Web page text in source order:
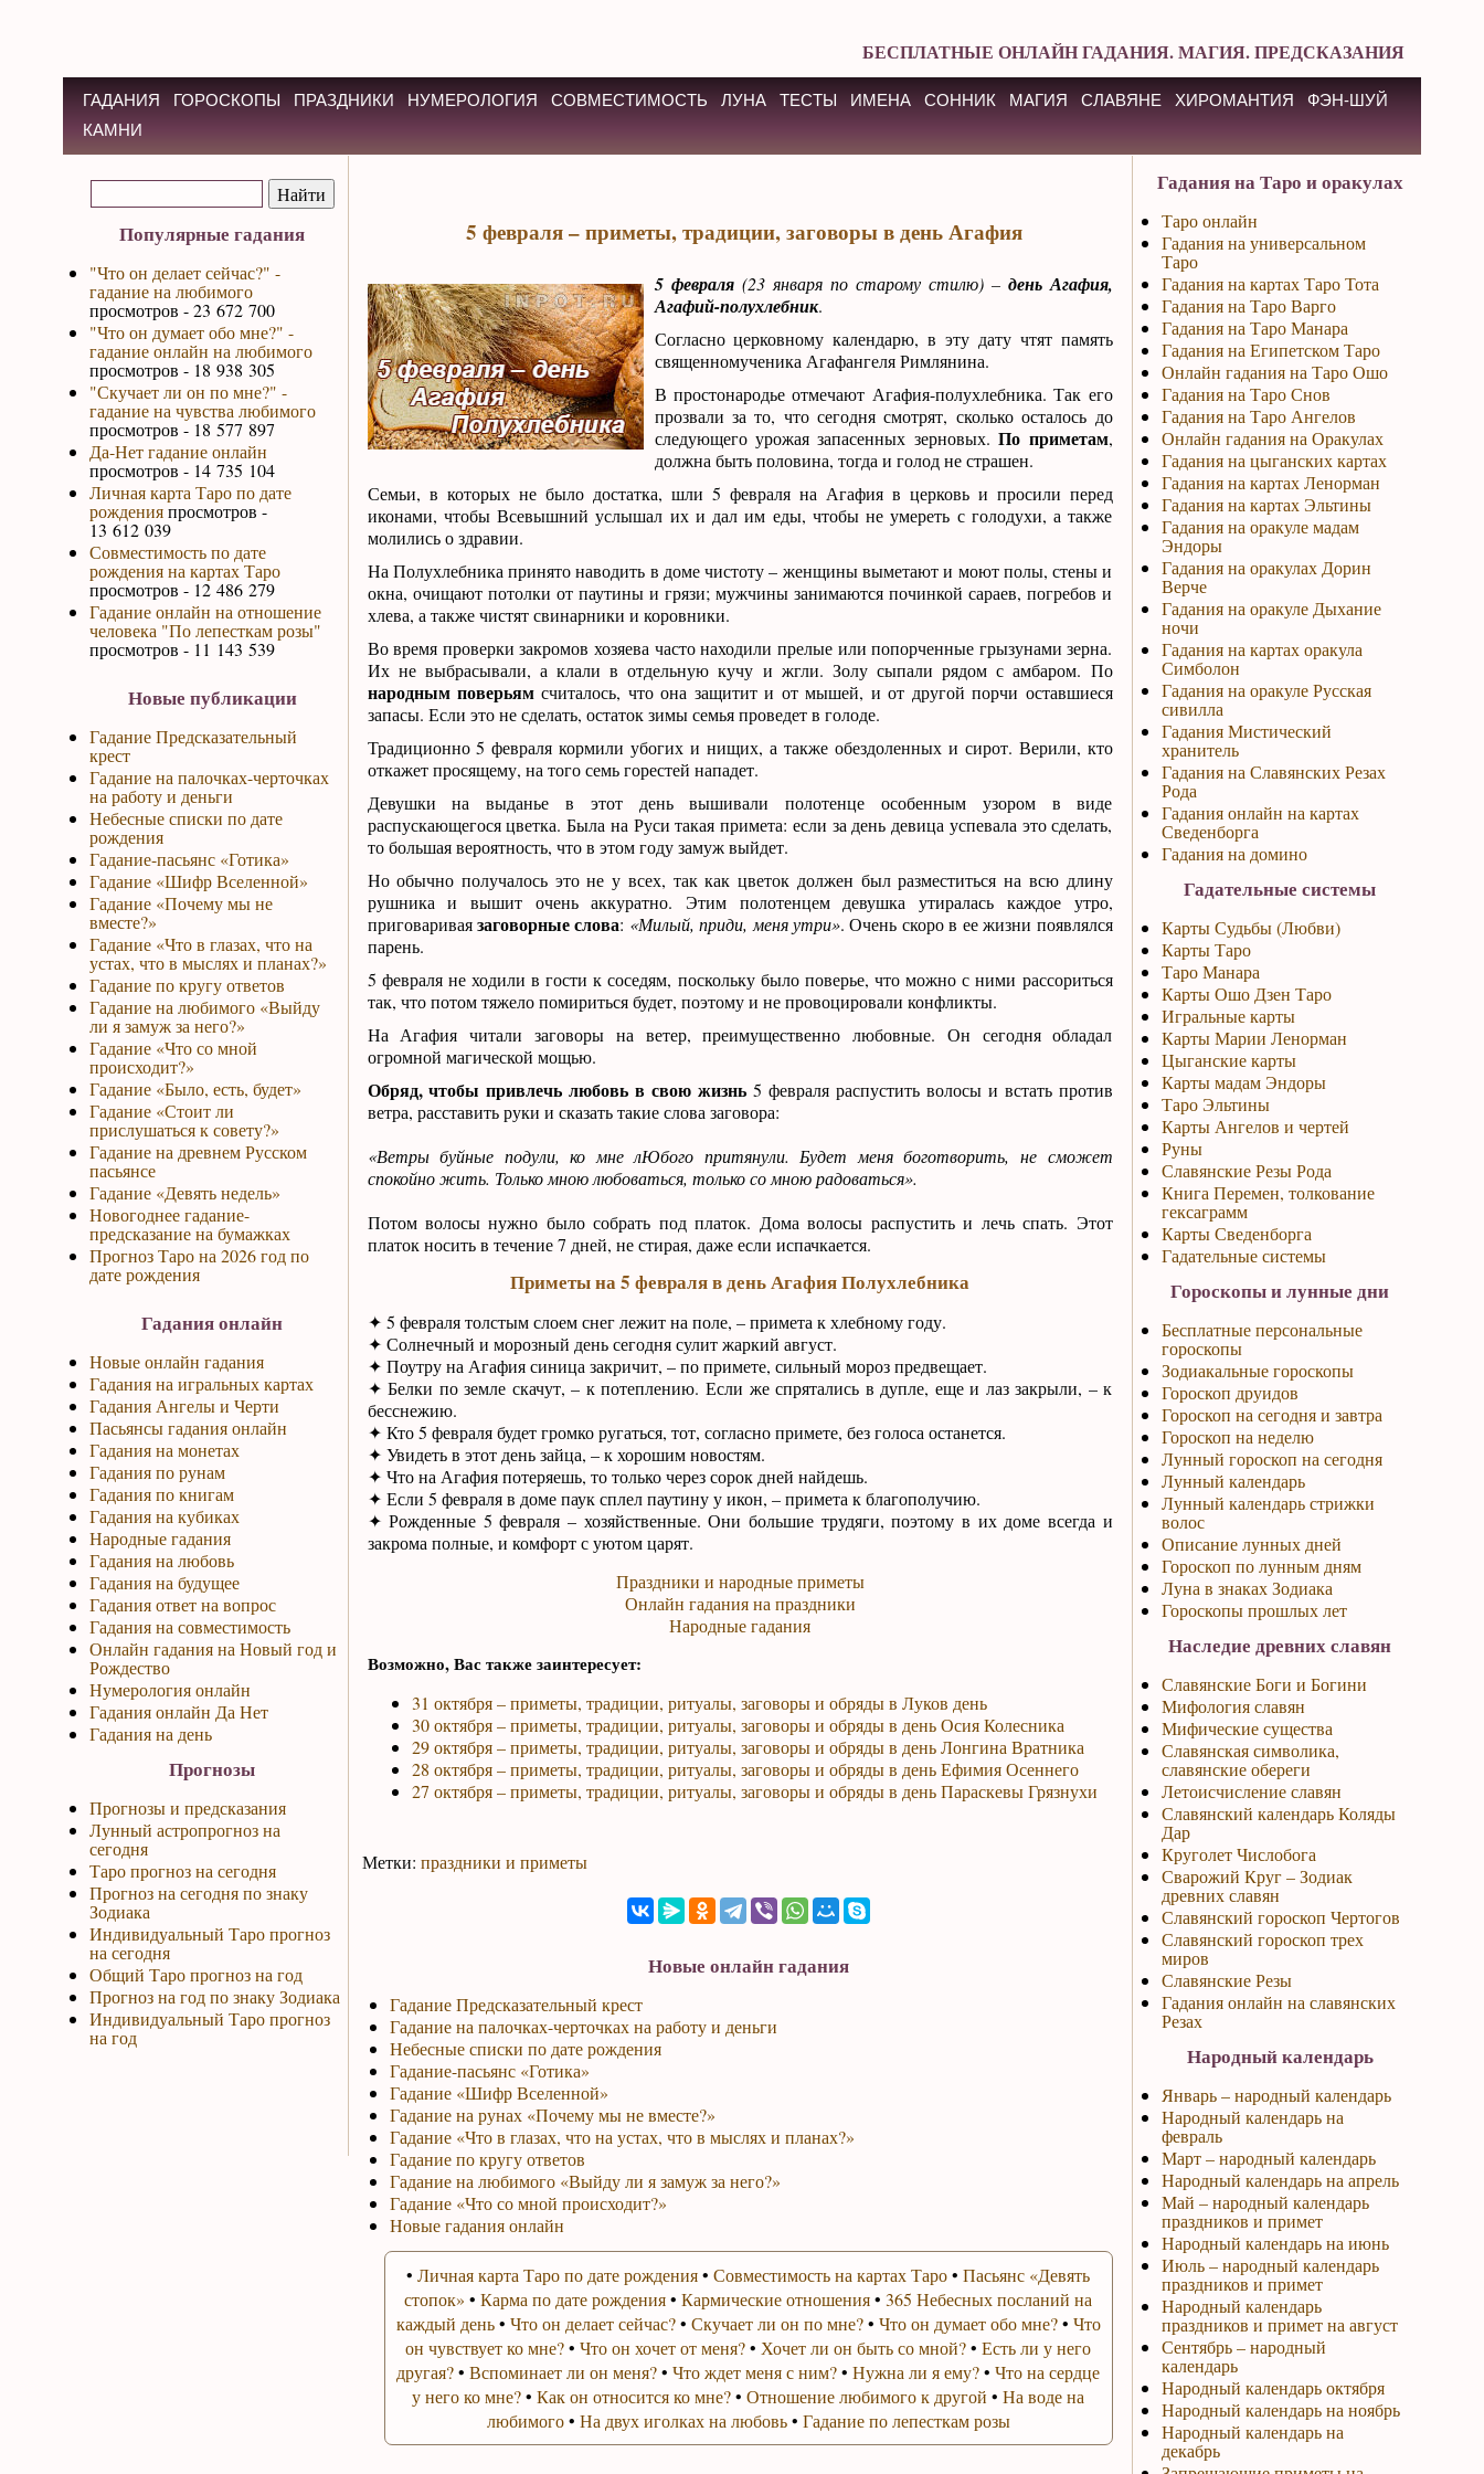
БЕСПЛАТНЫЕ ОНЛАЙН ГАДАНИЯ. МАГИЯ. ПРЕДСКАЗАНИЯ
ГАДАНИЯ ГОРОСКОПЫ ПРАЗДНИКИ НУМЕРОЛОГИЯ СОВМЕСТИМОСТЬ ЛУНА ТЕСТЫ ИМЕНА СОННИК МАГИЯ СЛАВЯНЕ ХИРОМАНТИЯ
ФЭН-ШУЙ
КАМНИ
Популярные гадания
"Что он делает сейчас?" -
гадание на любимого
просмотров - 23 672 700
"Что он думает обо мне?" -
гадание онлайн на любимого
просмотров - 18 938 305
"Скучает ли он по мне?" -
гадание на чувства любимого
просмотров - 18 577 897
Да-Нет гадание онлайн
просмотров - 14 735 104
Личная карта Таро по дате
рожденияпросмотров -
13 612 039
Совместимость по дате
рождения на картах Таро
просмотров - 12 486 279
Гадание онлайн на отношение
человека "По лепесткам розы"
просмотров - 11 143 539
Новые публикации
Гадание Предсказательный
крест
Гадание на палочках-черточках
на работу и деньги
Небесные списки по дате
рождения
Гадание-пасьянс «Готика»
Гадание «Шифр Вселенной»
Гадание «Почему мы не
вместе?»
Гадание «Что в глазах, что на
устах, что в мыслях и планах?»
Гадание по кругу ответов
Гадание на любимого «Выйду
ли я замуж за него?»
Гадание «Что со мной
происходит?»
Гадание «Было, есть, будет»
Гадание «Стоит ли
прислушаться к совету?»
Гадание на древнем Русском
пасьянсе
Гадание «Девять недель»
Новогоднее гадание-
предсказание на бумажках
Прогноз Таро на 2026 год по
дате рождения
Гадания онлайн
Новые онлайн гадания
Гадания на игральных картах
Гадания Ангелы и Черти
Пасьянсы гадания онлайн
Гадания на монетах
Гадания по рунам
Гадания по книгам
Гадания на кубиках
Народные гадания
Гадания на любовь
Гадания на будущее
Гадания ответ на вопрос
Гадания на совместимость
Онлайн гадания на Новый год и
Рождество
Нумерология онлайн
Гадания онлайн Да Нет
Гадания на день
Прогнозы
Прогнозы и предсказания
Лунный астропрогноз на
сегодня
Таро прогноз на сегодня
Прогноз на сегодня по знаку
Зодиака
Индивидуальный Таро прогноз
на сегодня
Общий Таро прогноз на год
Прогноз на год по знаку Зодиака
Индивидуальный Таро прогноз
на год
5 февраля – приметы, традиции, заговоры в день Агафия
5 февраля(23 января по старому стилю) – день Агафия,
Агафий-полухлебник.
Согласно церковному календарю, в эту дату чтят память
священномученика Агафангеля Римлянина.
В простонародье отмечают Агафия-полухлебника. Так его
прозвали за то, что сегодня смотрят, сколько осталось до
следующего урожая запасенных зерновых.По приметам,
должна быть половина, тогда и голод не страшен.
Семьи, в которых не было достатка, шли 5 февраля на Агафия в церковь и просили перед
иконами, чтобы Всевышний услышал их и дал им еды, чтобы не умереть с голодухи, а также
молились о здравии.
На Полухлебника принято наводить в доме чистоту – женщины выметают и моют полы, стены и
окна, очищают потолки от паутины и грязи; мужчины занимаются починкой сараев, погребов и
хлева, а также чистят свинарники и коровники.
Во время проверки закромов хозяева часто находили прелые или попорченные грызунами зерна.
Их не выбрасывали, а клали в отдельную кучу и жгли. Золу сыпали рядом с амбаром. По
народным поверьямсчиталось, что она защитит и от мышей, и от другой порчи оставшиеся
запасы. Если это не сделать, остаток зимы семья проведет в голоде.
Традиционно 5 февраля кормили убогих и нищих, а также обездоленных и сирот. Верили, кто
откажет просящему, на того семь горестей нападет.
Девушки на выданье в этот день вышивали полотенце особенным узором в виде
распускающегося цветка. Была на Руси такая примета: если за день девица успевала это сделать,
то большая вероятность, что в этом году замуж выйдет.
Но обычно получалось это не у всех, так как цветок должен был разместиться на всю длину
рушника и вышит очень аккуратно. Этим полотенцем девушка утиралась каждое утро,
приговариваязаговорные слова: «Милый, приди, меня утри». Очень скоро в ее жизни появлялся
парень.
5 февраля не ходили в гости к соседям, поскольку было поверье, что можно с ними рассориться
так, что потом тяжело помириться будет, поэтому и не провоцировали конфликты.
На Агафия читали заговоры на ветер, преимущественно любовные. Он сегодня обладал
огромной магической мощью.
Обряд, чтобы привлечь любовь в свою жизнь 5 февраля распустить волосы и встать против
ветра, расставить руки и сказать такие слова заговора:
«Ветры буйные подули, ко мне лЮбого притянули. Будет меня боготворить, не сможет
спокойно жить. Только мною любоваться, только со мною радоваться».
Потом волосы нужно было собрать под платок. Дома волосы распустить и лечь спать. Этот
платок носить в течение 7 дней, не стирая, даже если испачкается.
Приметы на 5 февраля в день Агафия Полухлебника
✦ 5 февраля толстым слоем снег лежит на поле, – примета к хлебному году.
✦ Солнечный и морозный день сегодня сулит жаркий август.
✦ Поутру на Агафия синица закричит, – по примете, сильный мороз предвещает.
✦ Белки по земле скачут, – к потеплению. Если же спрятались в дупле, еще и лаз закрыли, – к
бесснежию.
✦ Кто 5 февраля будет громко ругаться, тот, согласно примете, без голоса останется.
✦ Увидеть в этот день зайца, – к хорошим новостям.
✦ Что на Агафия потеряешь, то только через сорок дней найдешь.
✦ Если 5 февраля в доме паук сплел паутину у икон, – примета к благополучию.
✦ Рожденные 5 февраля – хозяйственные. Они большие трудяги, поэтому в их доме всегда и
закрома полные, и комфорт с уютом царят.
Праздники и народные приметы
Онлайн гадания на праздники
Народные гадания
Возможно, Вас также заинтересует:
31 октября – приметы, традиции, ритуалы, заговоры и обряды в Луков день
30 октября – приметы, традиции, ритуалы, заговоры и обряды в день Осия Колесника
29 октября – приметы, традиции, ритуалы, заговоры и обряды в день Лонгина Вратника
28 октября – приметы, традиции, ритуалы, заговоры и обряды в день Ефимия Осеннего
27 октября – приметы, традиции, ритуалы, заговоры и обряды в день Параскевы Грязнухи
Метки: праздники и приметы
Новые онлайн гадания
Гадание Предсказательный крест
Гадание на палочках-черточках на работу и деньги
Небесные списки по дате рождения
Гадание-пасьянс «Готика»
Гадание «Шифр Вселенной»
Гадание на рунах «Почему мы не вместе?»
Гадание «Что в глазах, что на устах, что в мыслях и планах?»
Гадание по кругу ответов
Гадание на любимого «Выйду ли я замуж за него?»
Гадание «Что со мной происходит?»
Новые гадания онлайн
• Личная карта Таро по дате рождения• Совместимость на картах Таро• Пасьянс «Девять
стопок» • Карма по дате рождения• Кармические отношения• 365 Небесных посланий на
каждый день• Что он делает сейчас?• Скучает ли он по мне?• Что он думает обо мне?• Что
он чувствует ко мне?• Что он хочет от меня?• Хочет ли он быть со мной?• Есть ли у него
другая?• Вспоминает ли он меня?• Что ждет меня с ним?• Нужна ли я ему?• Что на сердце
у него ко мне?• Как он относится ко мне?• Отношение любимого к другой • На воде на
любимого• На двух иголках на любовь• Гадание по лепесткам розы
Гадания на Таро и оракулах
Таро онлайн
Гадания на универсальном
Таро
Гадания на картах Таро Тота
Гадания на Таро Варго
Гадания на Таро Манара
Гадания на Египетском Таро
Онлайн гадания на Таро Ошо
Гадания на Таро Снов
Гадания на Таро Ангелов
Онлайн гадания на Оракулах
Гадания на цыганских картах
Гадания на картах Ленорман
Гадания на картах Эльтины
Гадания на оракуле мадам
Эндоры
Гадания на оракулах Дорин
Верче
Гадания на оракуле Дыхание
ночи
Гадания на картах оракула
Симболон
Гадания на оракуле Русская
сивилла
Гадания Мистический
хранитель
Гадания на Славянских Резах
Рода
Гадания онлайн на картах
Сведенборга
Гадания на домино
Гадательные системы
Карты Судьбы (Любви)
Карты Таро
Таро Манара
Карты Ошо Дзен Таро
Игральные карты
Карты Марии Ленорман
Цыганские карты
Карты мадам Эндоры
Таро Эльтины
Карты Ангелов и чертей
Руны
Славянские Резы Рода
Книга Перемен, толкование
гексаграмм
Карты Сведенборга
Гадательные системы
Гороскопы и лунные дни
Бесплатные персональные
гороскопы
Зодиакальные гороскопы
Гороскоп друидов
Гороскоп на сегодня и завтра
Гороскоп на неделю
Лунный гороскоп на сегодня
Лунный календарь
Лунный календарь стрижки
волос
Описание лунных дней
Гороскоп по лунным дням
Луна в знаках Зодиака
Гороскопы прошлых лет
Наследие древних славян
Славянские Боги и Богини
Мифология славян
Мифические существа
Славянская символика,
славянские обереги
Летоисчисление славян
Славянский календарь Коляды
Дар
Круголет Числобога
Сварожий Круг – Зодиак
древних славян
Славянский гороскоп Чертогов
Славянский гороскоп трех
миров
Славянские Резы
Гадания онлайн на славянских
Резах
Народный календарь
Январь – народный календарь
Народный календарь на
февраль
Март – народный календарь
Народный календарь на апрель
Май – народный календарь
праздников и примет
Народный календарь на июнь
Июль – народный календарь
праздников и примет
Народный календарь
праздников и примет на август
Сентябрь – народный
календарь
Народный календарь октября
Народный календарь на ноябрь
Народный календарь на
декабрь